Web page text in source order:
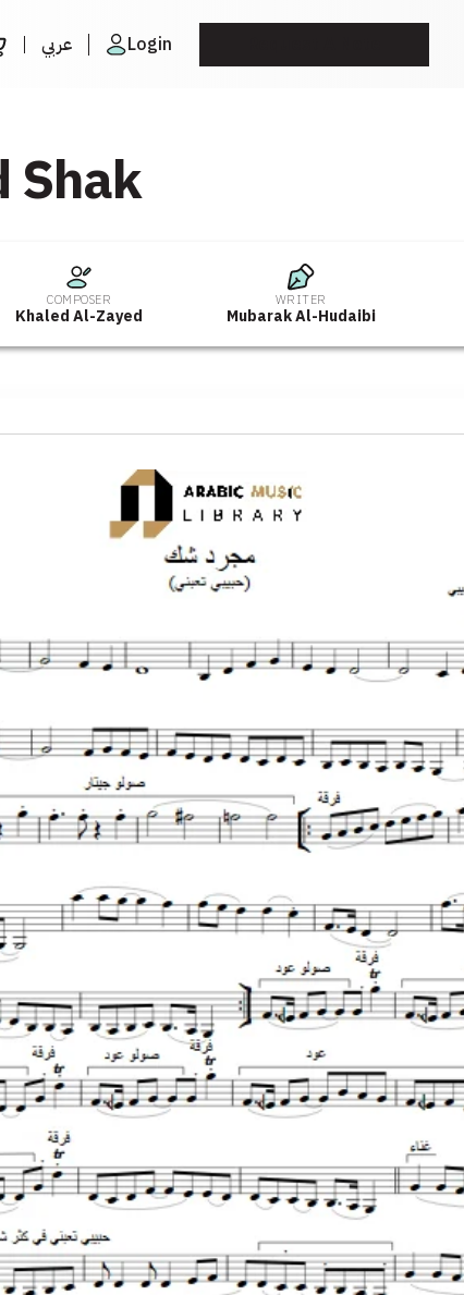
عربي Login
Shak
COMPOSER
Khaled Al-Zayed
WRITER
Mubarak Al-Hudaibi